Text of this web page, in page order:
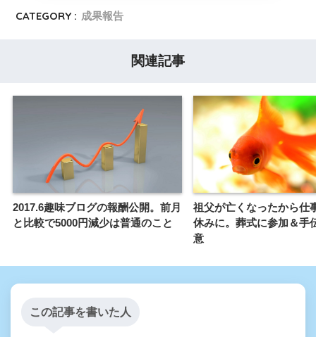
CATEGORY : 成果報告
関連記事
2017.6趣味ブログの報酬公開。前月
と比較で5000円減少は普通のこと
祖父が亡くなったから仕
休みに。葬式に参加＆手
意
この記事を書いた人